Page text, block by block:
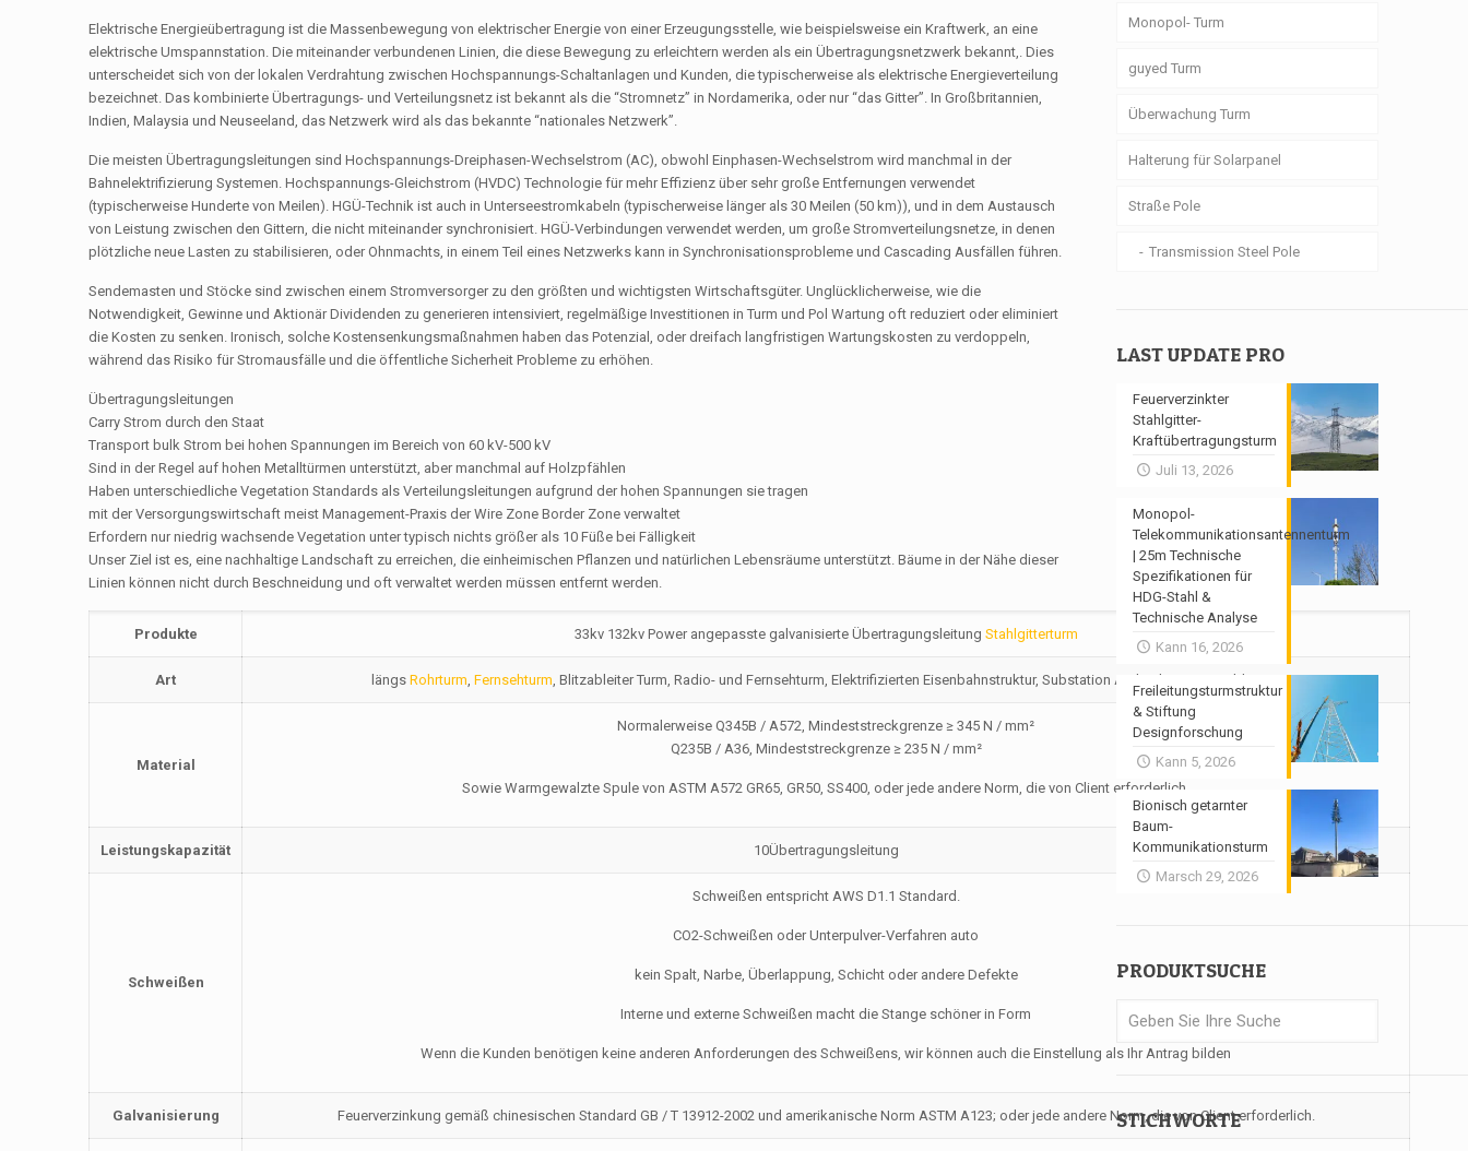
Elektrische Energieübertragung ist die Massenbewegung von elektrischer Energie von einer Erzeugungsstelle, wie beispielsweise ein Kraftwerk, an eine
elektrische Umspannstation. Die miteinander verbundenen Linien, die diese Bewegung zu erleichtern werden als ein Übertragungsnetzwerk bekannt,. Dies
unterscheidet sich von der lokalen Verdrahtung zwischen Hochspannungs-Schaltanlagen und Kunden, die typischerweise als elektrische Energieverteilung
bezeichnet. Das kombinierte Übertragungs- und Verteilungsnetz ist bekannt als die “Stromnetz” in Nordamerika, oder nur “das Gitter”. In Großbritannien,
Indien, Malaysia und Neuseeland, das Netzwerk wird als das bekannte “nationales Netzwerk”.
Die meisten Übertragungsleitungen sind Hochspannungs-Dreiphasen-Wechselstrom (AC), obwohl Einphasen-Wechselstrom wird manchmal in der
Bahnelektrifizierung Systemen. Hochspannungs-Gleichstrom (HVDC) Technologie für mehr Effizienz über sehr große Entfernungen verwendet
(typischerweise Hunderte von Meilen). HGÜ-Technik ist auch in Unterseestromkabeln (typischerweise länger als 30 Meilen (50 km)), und in dem Austausch
von Leistung zwischen den Gittern, die nicht miteinander synchronisiert. HGÜ-Verbindungen verwendet werden, um große Stromverteilungsnetze, in denen
plötzliche neue Lasten zu stabilisieren, oder Ohnmachts, in einem Teil eines Netzwerks kann in Synchronisationsprobleme und Cascading Ausfällen führen.
Sendemasten und Stöcke sind zwischen einem Stromversorger zu den größten und wichtigsten Wirtschaftsgüter. Unglücklicherweise, wie die
Notwendigkeit, Gewinne und Aktionär Dividenden zu generieren intensiviert, regelmäßige Investitionen in Turm und Pol Wartung oft reduziert oder eliminiert
die Kosten zu senken. Ironisch, solche Kostensenkungsmaßnahmen haben das Potenzial, oder dreifach langfristigen Wartungskosten zu verdoppeln,
während das Risiko für Stromausfälle und die öffentliche Sicherheit Probleme zu erhöhen.
Übertragungsleitungen
Carry Strom durch den Staat
Transport bulk Strom bei hohen Spannungen im Bereich von 60 kV-500 kV
Sind in der Regel auf hohen Metalltürmen unterstützt, aber manchmal auf Holzpfählen
Haben unterschiedliche Vegetation Standards als Verteilungsleitungen aufgrund der hohen Spannungen sie tragen
mit der Versorgungswirtschaft meist Management-Praxis der Wire Zone Border Zone verwaltet
Erfordern nur niedrig wachsende Vegetation unter typisch nichts größer als 10 Füße bei Fälligkeit
Unser Ziel ist es, eine nachhaltige Landschaft zu erreichen, die einheimischen Pflanzen und natürlichen Lebensräume unterstützt. Bäume in der Nähe dieser
Linien können nicht durch Beschneidung und oft verwaltet werden müssen entfernt werden.
Produkte 33kv 132kv Power angepasste galvanisierte Übertragungsleitung Stahlgitterturm
Art längs Rohrturm, Fernsehturm, Blitzableiter Turm, Radio- und Fernsehturm, Elektrifizierten Eisenbahnstruktur, Substation Architektur Fernmeldeturm
Material
Normalerweise Q345B / A572, Mindeststreckgrenze ≥ 345 N / mm²
Q235B / A36, Mindeststreckgrenze ≥ 235 N / mm²
Sowie Warmgewalzte Spule von ASTM A572 GR65, GR50, SS400, oder jede andere Norm, die von Client erforderlich.
Leistungskapazität 10Übertragungsleitung
Schweißen
Schweißen entspricht AWS D1.1 Standard.
CO2-Schweißen oder Unterpulver-Verfahren auto
kein Spalt, Narbe, Überlappung, Schicht oder andere Defekte
Interne und externe Schweißen macht die Stange schöner in Form
Wenn die Kunden benötigen keine anderen Anforderungen des Schweißens, wir können auch die Einstellung als Ihr Antrag bilden
Galvanisierung Feuerverzinkung gemäß chinesischen Standard GB / T 13912-2002 und amerikanische Norm ASTM A123; oder jede andere Norm, die von Client erforderlich.
Monopol- Turm
guyed Turm
Überwachung Turm
Halterung für Solarpanel
Straße Pole
Transmission Steel Pole
LAST UPDATE PRO
Feuerverzinkter
Stahlgitter-
Kraftübertragungsturm
Juli 13, 2026
Monopol-
Telekommunikationsantennenturm
| 25m Technische
Spezifikationen für
HDG-Stahl &
Technische Analyse
Kann 16, 2026
Freileitungsturmstruktur
& Stiftung
Designforschung
Kann 5, 2026
Bionisch getarnter
Baum-
Kommunikationsturm
Marsch 29, 2026
PRODUKTSUCHE
STICHWORTE